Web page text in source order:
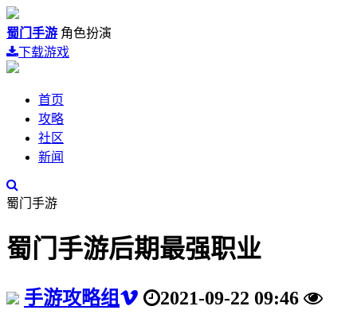
蜀门手游 角色扮演
下载游戏
首页
攻略
社区
新闻
蜀门手游
蜀门手游后期最强职业
手游攻略组
2021-09-22 09:46